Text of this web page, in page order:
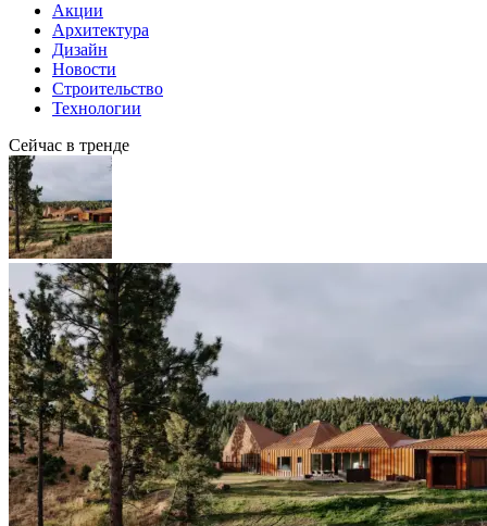
Акции
Архитектура
Дизайн
Новости
Строительство
Технологии
Сейчас в тренде